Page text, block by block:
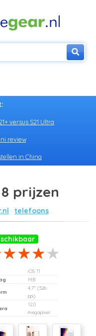
versus S21 Ultra
review
in China
prijzen
telefoons
iOS 11
MB
4,7" (326
ppi)
12,0
megapixel